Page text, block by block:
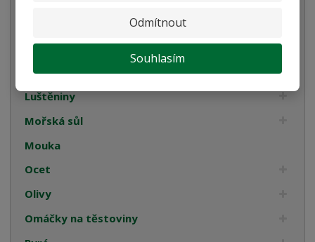
Odmítnout
Souhlasím
Káva
Koření
Luštěniny
Mořská sůl
Mouka
Ocet
Olivy
Omáčky na těstoviny